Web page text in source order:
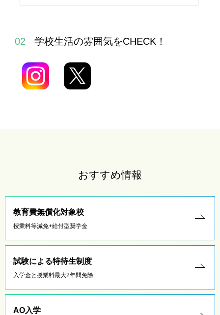
学校生活の雰囲気をCHECK！
おすすめ情報
教育費無償化対象校
授業料等減免+給付型奨学金
試験による特待生制度
入学金と授業料最大2年間免除
AO入学